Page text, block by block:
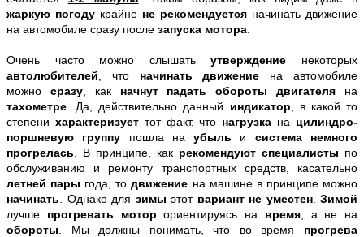
жаркую погоду крайне не рекомендуется начинать движение
на автомобиле сразу после запуска мотора
Очень часто можно слышатьутверждение некоторых
автолюбителей , что начинать движение на автомобиле
можно сразу, как начнут падать обороты двигателя на
тахометре . Да, действительно данный индикатор , в какой то
степени характеризуеттот факт, что нагрузка на цилиндро-
поршневую группу пошла наубыль и система
немного
прогрелась . В принципе, как рекомендуют специалисты по
обслуживанию и ремонту транспортных средств, касательно
летней пары года, тодвижение на машине в принципе можно
начинать . Однако для зимы этот вариант не уместен. Зимой
лучше прогревать мотор ориентируясь на время, а не на
обороты . Мы должны понимать, что во время прогрева